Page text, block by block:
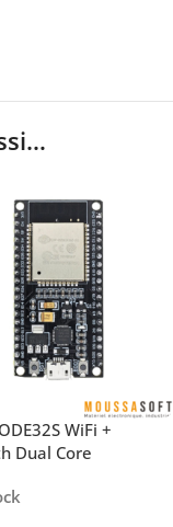
WiFi +
Dual Core